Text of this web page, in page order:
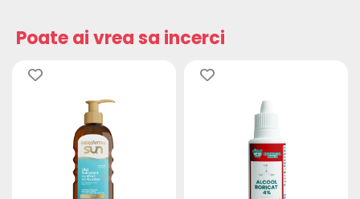
Poate ai vrea sa incerci